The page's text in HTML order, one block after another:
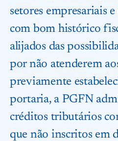
setores empresariais
com bom histórico
alijados das
por não atenderem
previamente
portaria, a PGFN
créditos tributários
que não inscritos em